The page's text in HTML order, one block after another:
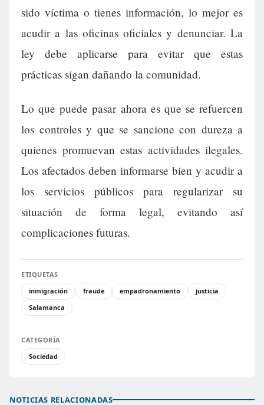
sido víctima o tienes información, lo mejor es
acudir a las oficinas oficiales y denunciar. La
ley debe aplicarse para evitar que estas
prácticas sigan dañando la comunidad.
Lo que puede pasar ahora es que se refuercen
los controles y que se sancione con dureza a
quienes promuevan estas actividades ilegales.
Los afectados deben informarse bien y acudir a
los servicios públicos para regularizar su
situación de forma legal, evitando así
complicaciones futuras.
ETIQUETAS
inmigración
fraude empadronamiento
justicia
Salamanca
CATEGORÍA
Sociedad
NOTICIAS RELACIONADAS